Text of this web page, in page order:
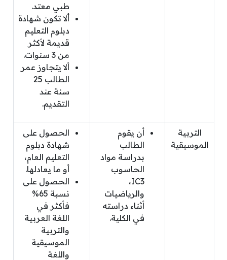
طبي معتد.
ألا تكون شهادة
دبلوم التعليم
قديمة لأكثر
من 3 سنوات.
ألا يتجاوز عمر
الطالب 25
سنة عند
التقديم.
التربية
الموسيقية
أن يقوم
الطالب
بدراسة مواد
الحاسوب
IC3،
والرياضيات
أثناء دراسته
في الكلية.
الحصول على
شهادة دبلوم
التعليم العام،
أو ما يعادلها.
الحصول على
نسبة 65%
فأكثر في
اللغة العربية
والتربية
الموسيقية
واللغة